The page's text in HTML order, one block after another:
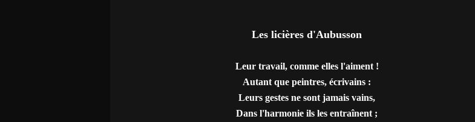
Les licières d'Aubusson
Leur travail, comme elles l'aiment !
Autant que peintres, écrivains :
Leurs gestes ne sont jamais vains,
Dans l'harmonie ils les entraînent ;